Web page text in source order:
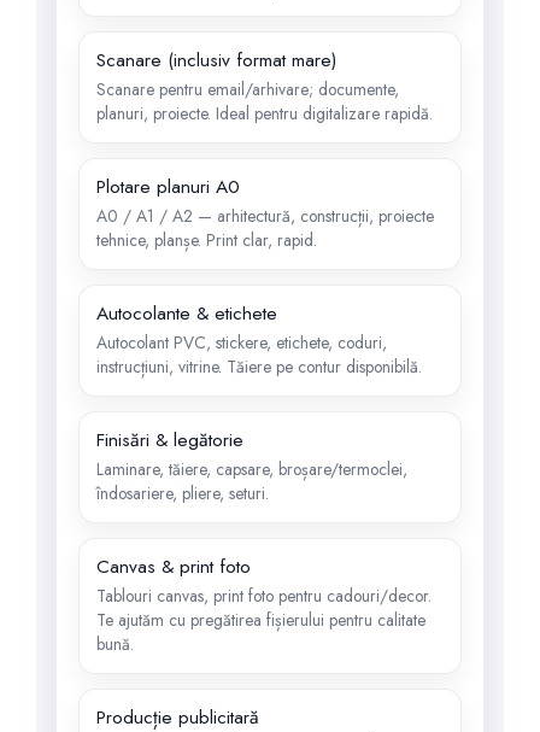
Scanare (inclusiv format mare)
Scanare pentru email/arhivare; documente,
planuri, proiecte. Ideal pentru digitalizare rapidă.
Plotare planuri A0
A0 / A1 / A2 — arhitectură, construcții, proiecte
tehnice, planșe. Print clar, rapid.
Autocolante & etichete
Autocolant PVC, stickere, etichete, coduri,
instrucțiuni, vitrine. Tăiere pe contur disponibilă.
Finisări & legătorie
Laminare, tăiere, capsare, broșare/termoclei,
îndosariere, pliere, seturi.
Canvas & print foto
Tablouri canvas, print foto pentru cadouri/decor.
Te ajutăm cu pregătirea fișierului pentru calitate
bună.
Producție publicitară